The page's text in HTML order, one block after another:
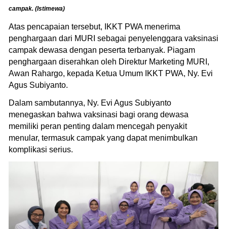
campak. (Istimewa)
Atas pencapaian tersebut, IKKT PWA menerima
penghargaan dari MURI sebagai penyelenggara vaksinasi
campak dewasa dengan peserta terbanyak. Piagam
penghargaan diserahkan oleh Direktur Marketing MURI,
Awan Rahargo, kepada Ketua Umum IKKT PWA, Ny. Evi
Agus Subiyanto.
Dalam sambutannya, Ny. Evi Agus Subiyanto
menegaskan bahwa vaksinasi bagi orang dewasa
memiliki peran penting dalam mencegah penyakit
menular, termasuk campak yang dapat menimbulkan
komplikasi serius.